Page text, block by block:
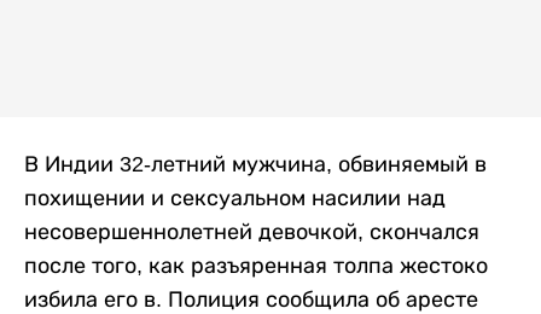
В Индии 32-летний мужчина, обвиняемый в
похищении и сексуальном насилии над
несовершеннолетней девочкой, скончался
после того, как разъяренная толпа жестоко
избила его в. Полиция сообщила об аресте